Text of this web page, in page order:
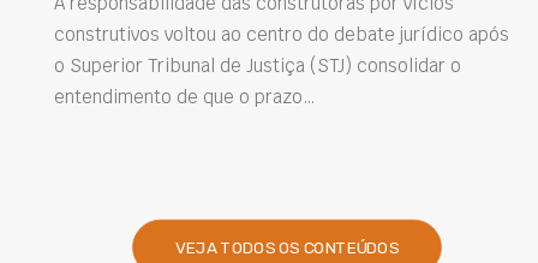
construtivos voltou ao centro do debate jurídico após
o Superior Tribunal de Justiça (STJ) consolidar o
entendimento de que o prazo…
VEJA TODOS OS CONTEÚDOS